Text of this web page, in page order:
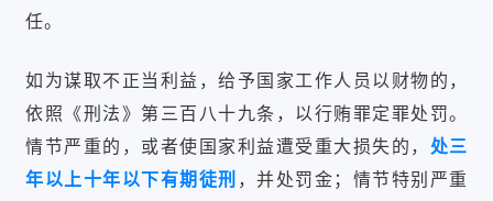
任。
如为谋取不正当利益，给予国家工作人员以财物的，
依照《刑法》第三百八十九条，以行贿罪定罪处罚。
情节严重的，或者使国家利益遭受重大损失的， 处三
年以上十年以下有期徒刑 ，并处罚金；情节特别严重